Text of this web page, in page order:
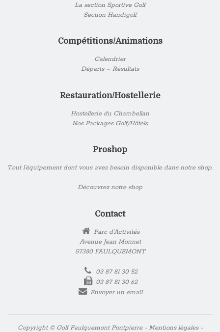
La section Sportive Golf
Section Handigolf
Compétitions/Animations
Calendrier
Départs – Résultats
Restauration/Hostellerie
Hostellerie du Chambellan
Nos Packages Golf/Hôtels
Proshop
Tout l’équipement dont vous avez besoin disponible dans notre shop.
Découvrez notre shop
Contact
Parc d'Activités
Avenue Jean Monnet
57380 FAULQUEMONT
03 87 81 30 52
03 87 81 30 62
Envoyer un email
Copyright © Golf Faulquemont Pontpierre - Mentions légales-